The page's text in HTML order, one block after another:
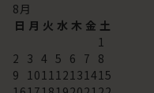
8月
日 月 火 水 木 金 土
1
2 3 4 5 6 7 8
9 101112131415